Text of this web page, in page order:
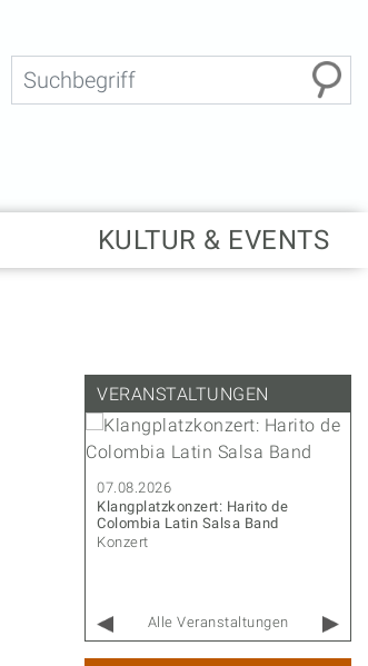
Suche
KULTUR & EVENTS
VERANSTALTUNGEN
07.08.2026
Klangplatzkonzert: Harito de
Colombia Latin Salsa Band
Konzert
Alle Veranstaltungen